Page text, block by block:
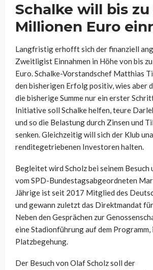
Schalke will bis zu
Millionen Euro
Langfristig erhofft sich der finanziell
Zweitligist Einnahmen in Höhe von bis
Euro. Schalke-Vorstandschef Matthias
den bisherigen Erfolg positiv, wies aber
die bisherige Summe nur ein erster
Initiative soll Schalke helfen, teure
und so die Belastung durch Zinsen und
senken. Gleichzeitig will sich der Klub
renditegetriebenen Investoren halten.
Begleitet wird Scholz bei seinem Besuch
vom SPD-Bundestagsabgeordneten
Jährige ist seit 2017 Mitglied des
und gewann zuletzt das Direktmandat
Neben den Gesprächen zur
eine Stadionführung auf dem Programm,
Platzbegehung.
Der Besuch von Olaf Scholz soll der